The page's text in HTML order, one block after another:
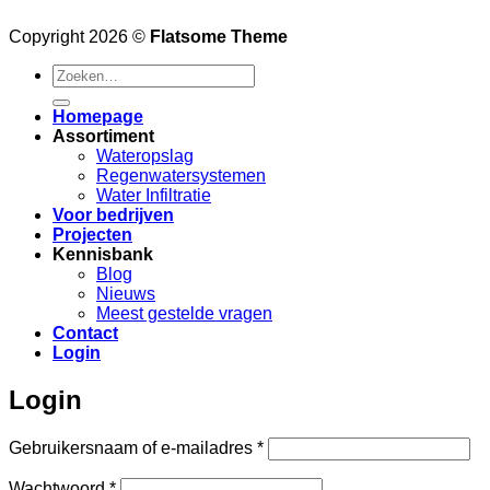
Copyright 2026 © Flatsome Theme
Zoeken
naar:
Homepage
Assortiment
Wateropslag
Regenwatersystemen
Water Infiltratie
Voor bedrijven
Projecten
Kennisbank
Blog
Nieuws
Meest gestelde vragen
Contact
Login
Login
Gebruikersnaam of e-mailadres *Vereist
Vereist